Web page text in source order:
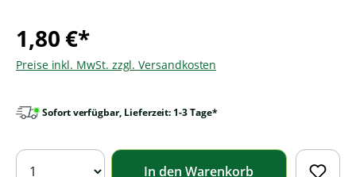
1,80 €*
Preise inkl. MwSt. zzgl. Versandkosten
Sofort verfügbar, Lieferzeit: 1-3 Tage*
In den Warenkorb